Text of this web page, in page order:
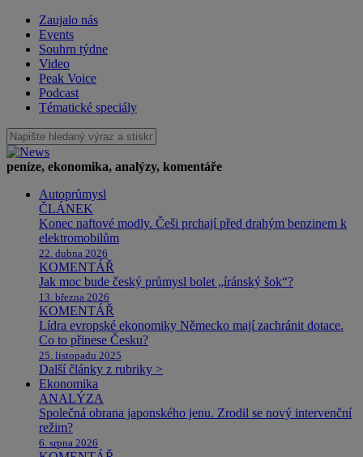
Zaujalo nás
Events
Souhrn týdne
Video
Peak Voice
Podcast
Tématické speciály
peníze, ekonomika, analýzy, komentáře
Autoprůmysl
ČLÁNEK
Konec naftové modly. Češi prchají před drahým benzinem k
elektromobilům
22. dubna 2026
KOMENTÁŘ
Jak moc bude český průmysl bolet „íránský šok“?
13. března 2026
KOMENTÁŘ
Lídra evropské ekonomiky Německo mají zachránit dotace.
Co to přinese Česku?
25. listopadu 2025
Další články z rubriky >
Ekonomika
ANALÝZA
Společná obrana japonského jenu. Zrodil se nový intervenční
režim?
6. srpna 2026